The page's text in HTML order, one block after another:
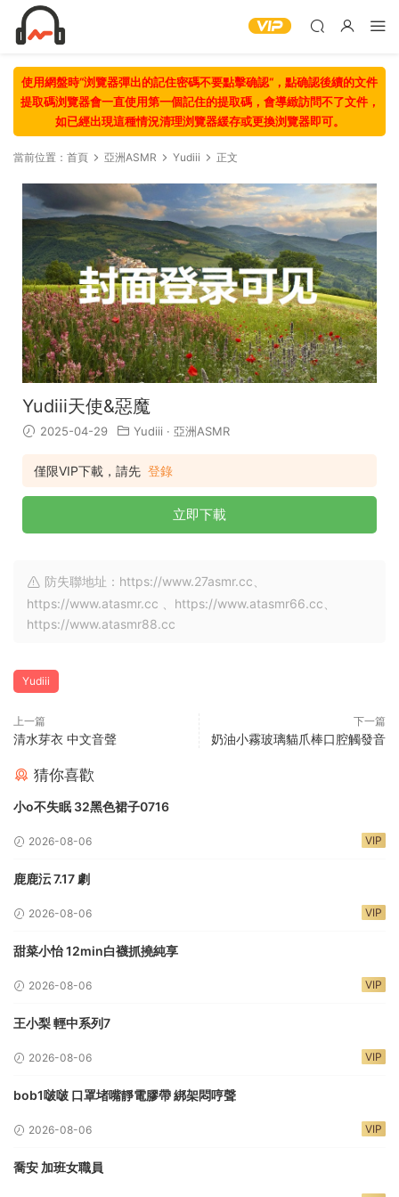
使用網盤時“浏覽器彈出的記住密碼不要點擊确認“，點确認後續的文件
提取碼浏覽器會一直使用第一個記住的提取碼，會導緻訪問不了文件，
如已經出現這種情況清理浏覽器緩存或更換浏覽器即可。
當前位置： 首頁 亞洲ASMR Yudiii 正文
Yudiii天使&惡魔
2025-04-29 Yudiii · 亞洲ASMR
僅限VIP下載，請先 登錄
立即下載
防失聯地址：https://www.27asmr.cc、
https://www.atasmr.cc 、https://www.atasmr66.cc、
https://www.atasmr88.cc
Yudiii
上一篇
清水芽衣 中文音聲
下一篇
奶油小霧玻璃貓爪棒口腔觸發音
猜你喜歡
小o不失眠 32黑色裙子0716
2026-08-06 VIP
鹿鹿沄 7.17 劇
2026-08-06 VIP
甜菜小怡 12min白襪抓撓純享
2026-08-06 VIP
王小梨 輕中系列7
2026-08-06 VIP
bob1啵啵 口罩堵嘴靜電膠帶 綁架悶哼聲
2026-08-06 VIP
喬安 加班女職員